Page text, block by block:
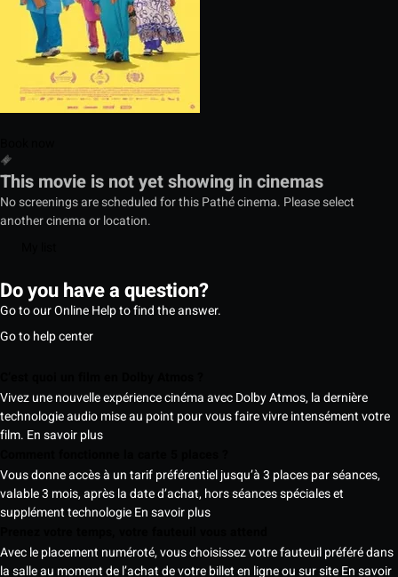
This movie is not yet showing in cinemas
No screenings are scheduled for this Pathé cinema. Please select
another cinema or location.
Do you have a question?
Go to our Online Help to find the answer.
Go to help center
Vivez une nouvelle expérience cinéma avec Dolby Atmos, la dernière
technologie audio mise au point pour vous faire vivre intensément votre
film. En savoir plus
Vous donne accès à un tarif préférentiel jusqu’à 3 places par séances,
valable 3 mois, après la date d’achat, hors séances spéciales et
supplément technologieEn savoir plus
Avec le placement numéroté, vous choisissez votre fauteuil préféré dans
la salle au moment de l’achat de votre billet en ligne ou sur siteEn savoir